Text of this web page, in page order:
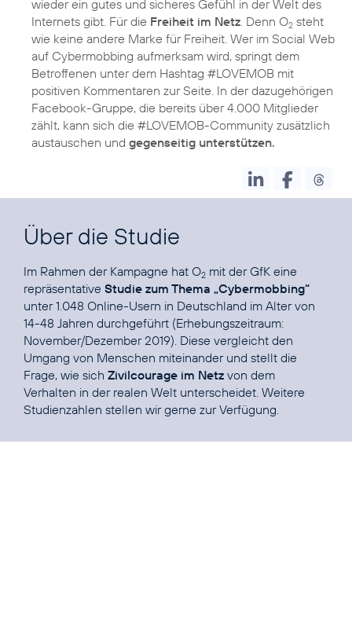
wieder ein gutes und sicheres Gefühl in der Welt des
Internets gibt. Für die Freiheit im Netz. Denn O2 steht
wie keine andere Marke für Freiheit. Wer im Social Web
auf Cybermobbing aufmerksam wird, springt dem
Betroffenen unter dem Hashtag #LOVEMOB mit
positiven Kommentaren zur Seite. In der dazugehörigen
Facebook-Gruppe, die bereits über 4.000 Mitglieder
zählt, kann sich die #LOVEMOB-Community zusätzlich
austauschen und
Über die Studie
Im Rahmen der Kampagne hat O2 mit der GfK eine
repräsentative Studie zum Thema „Cybermobbing“
unter 1.048 Online-Usern in Deutschland im Alter von
14-48 Jahren durchgeführt (Erhebungszeitraum:
November/Dezember 2019). Diese vergleicht den
Umgang von Menschen miteinander und stellt die
Frage, wie sich Zivilcourage im Netz von dem
Verhalten in der realen Welt unterscheidet. Weitere
Studienzahlen stellen wir gerne zur Verfügung.